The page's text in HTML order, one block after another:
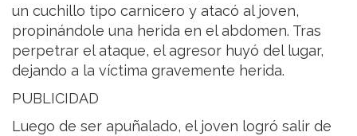
un cuchillo tipo carnicero y atacó al joven,
propinándole una herida en el abdomen. Tras
perpetrar el ataque, el agresor huyó del lugar,
dejando a la víctima gravemente herida.
PUBLICIDAD
Luego de ser apuñalado, el joven logró salir de